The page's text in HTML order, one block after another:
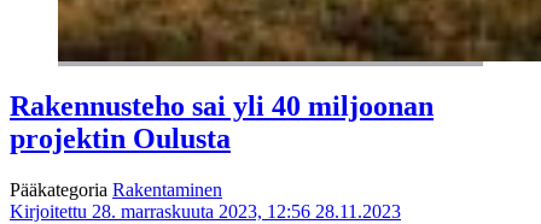
Rakennusteho sai yli 40 miljoonan
projektin Oulusta
Pääkategoria Rakentaminen
Kirjoitettu 28. marraskuuta 2023, 12:56 28.11.2023